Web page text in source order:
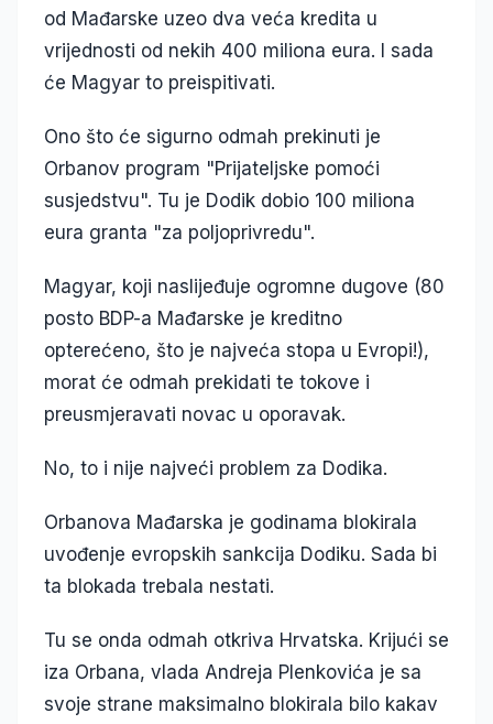
od Mađarske uzeo dva veća kredita u
vrijednosti od nekih 400 miliona eura. I sada
će Magyar to preispitivati.
Ono što će sigurno odmah prekinuti je
Orbanov program "Prijateljske pomoći
susjedstvu". Tu je Dodik dobio 100 miliona
eura granta "za poljoprivredu".
Magyar, koji naslijeđuje ogromne dugove (80
posto BDP-a Mađarske je kreditno
opterećeno, što je najveća stopa u Evropi!),
morat će odmah prekidati te tokove i
preusmjeravati novac u oporavak.
No, to i nije najveći problem za Dodika.
Orbanova Mađarska je godinama blokirala
uvođenje evropskih sankcija Dodiku. Sada bi
ta blokada trebala nestati.
Tu se onda odmah otkriva Hrvatska. Krijući se
iza Orbana, vlada Andreja Plenkovića je sa
svoje strane maksimalno blokirala bilo kakav